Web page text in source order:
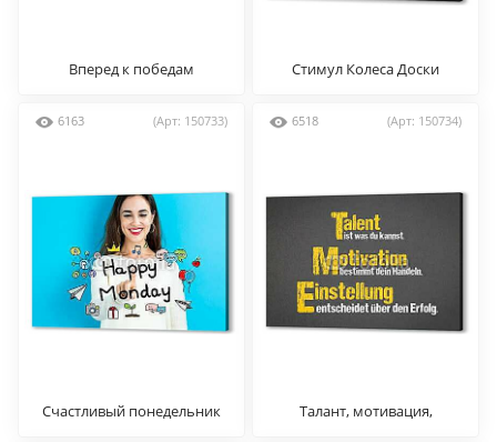
Вперед к победам Стимул Колеса Доски
6163 (Арт: 150733)
Счастливый понедельник
6518 (Арт: 150734)
Талант, мотивация,